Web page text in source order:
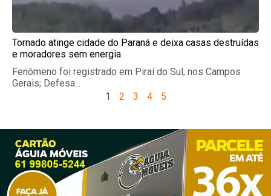
Tornado atinge cidade do Paraná e deixa casas destruídas
e moradores sem energia
Fenômeno foi registrado em Piraí do Sul, nos Campos
Gerais; Defesa...
1
2 3 4 5